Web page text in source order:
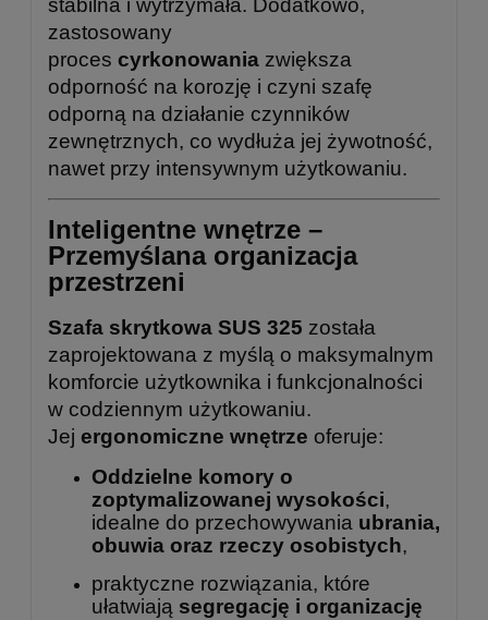
stabilna i wytrzymała. Dodatkowo,
zastosowany
proces cyrkonowania zwiększa
odporność na korozję i czyni szafę
odporną na działanie czynników
zewnętrznych, co wydłuża jej żywotność,
nawet przy intensywnym użytkowaniu.
Inteligentne wnętrze –
Przemyślana organizacja
przestrzeni
Szafa skrytkowa SUS 325 została
zaprojektowana z myślą o maksymalnym
komforcie użytkownika i funkcjonalności
w codziennym użytkowaniu.
Jej ergonomiczne wnętrze oferuje:
Oddzielne komory o
zoptymalizowanej wysokości,
idealne do przechowywania ubrania,
obuwia oraz rzeczy osobistych,
praktyczne rozwiązania, które
ułatwiają segregację i organizację